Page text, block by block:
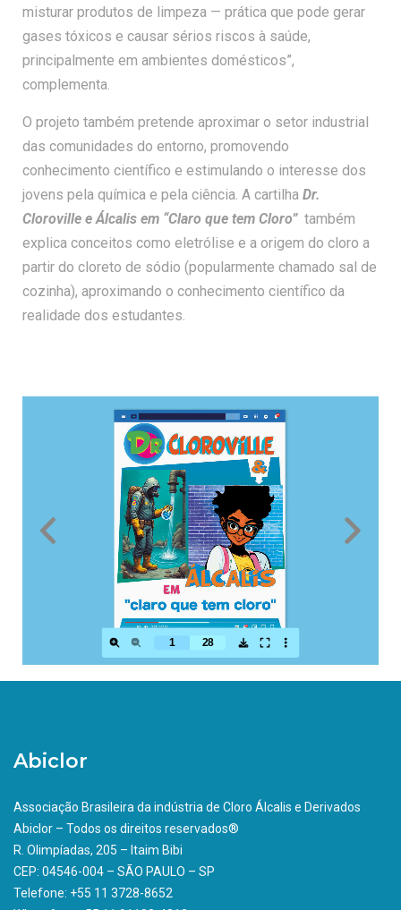
misturar produtos de limpeza — prática que pode gerar
gases tóxicos e causar sérios riscos à saúde,
principalmente em ambientes domésticos”,
complementa.
O projeto também pretende aproximar o setor industrial
das comunidades do entorno, promovendo
conhecimento científico e estimulando o interesse dos
jovens pela química e pela ciência. A cartilha Dr.
Cloroville e Álcalis em “Claro que tem Cloro”também
explica conceitos como eletrólise e a origem do cloro a
partir do cloreto de sódio (popularmente chamado sal de
cozinha), aproximando o conhecimento científico da
realidade dos estudantes.
Abiclor
Associação Brasileira da indústria de Cloro Álcalis e Derivados
Abiclor – Todos os direitos reservados®
R. Olimpíadas, 205 – Itaim Bibi
CEP: 04546-004 – SÃO PAULO – SP
Telefone: +55 11 3728-8652